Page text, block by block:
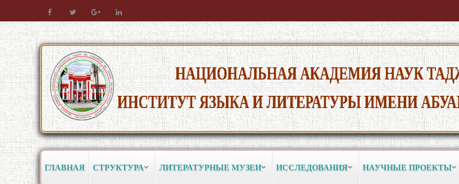
ГЛАВНАЯ СТРУКТУРА ЛИТЕРАТУРНЫЕ МУЗЕИ ИССЛЕДОВАНИЯ НАУЧНЫЕ ПРОЕКТЫ